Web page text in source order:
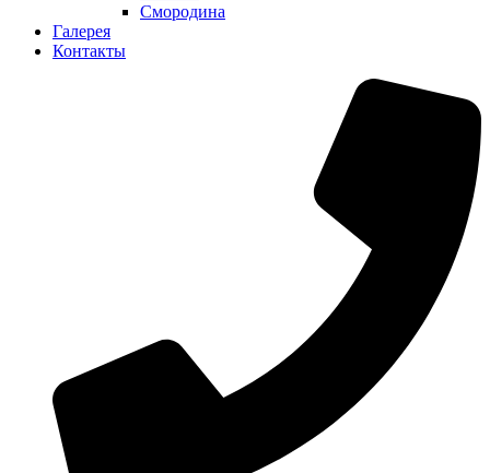
Смородина
Галерея
Контакты